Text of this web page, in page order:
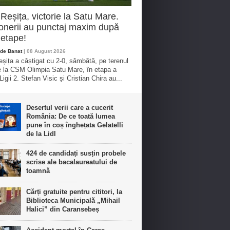
victorie la Satu Mare.
au punctaj maxim după
Banat| 08 August 2026
a câștigat cu 2-0, sâmbătă, pe terenul
la CSM Olimpia Satu Mare, în etapa a
2. Stefan Visic și Cristian Chira au...
Desertul verii care a cucerit
România: De ce toată lumea
pune în coș înghețata Gelatelli
de la Lidl
424 de candidați susțin probele
scrise ale bacalaureatului de
toamnă
Cărți gratuite pentru cititori, la
Biblioteca Municipală „Mihail
Halici” din Caransebeș